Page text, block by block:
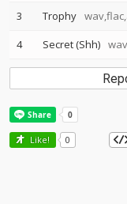
3 Trophy
4
Secret (Shh)
Like! 0